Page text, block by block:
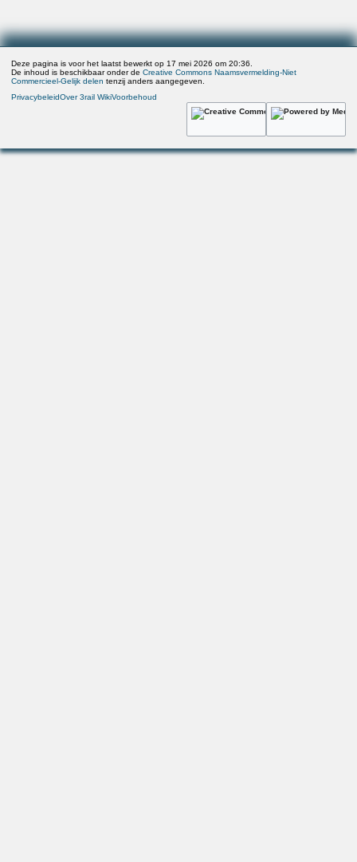
Deze pagina is voor het laatst bewerkt op 17 mei 2026 om 20:36.
De inhoud is beschikbaar onder deCreative Commons Naamsvermelding-Niet
Commercieel-Gelijk delen tenzij anders aangegeven.
PrivacybeleidOver 3rail WikiVoorbehoud